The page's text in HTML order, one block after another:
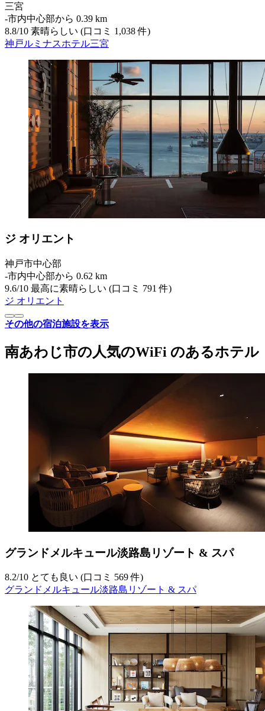
三宮
‐市内中心部から 0.39 km
8.8/10 素晴らしい (口コミ 1,038 件)
神戸ルミナスホテル三宮
ジ オリエント
神戸市中心部
‐市内中心部から 0.62 km
9.6/10 最高に素晴らしい (口コミ 791 件)
ジ オリエント
その他の宿泊施設を表示
南あわじ市の人気のWiFi のあるホテル
グランドメルキュール淡路島リゾート & スパ
8.2/10 とても良い (口コミ 569 件)
グランドメルキュール淡路島リゾート & スパ